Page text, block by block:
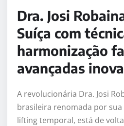
Dra. Josi
Suíça com
harmonização
avançadas
A revolucionária Dra. Josi
brasileira renomada por
lifting temporal, está de